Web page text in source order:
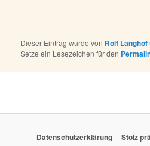
Dieser Eintrag wurde von Rolf Langhof
Setze ein Lesezeichen für den
Datenschutzerklärung Stolz